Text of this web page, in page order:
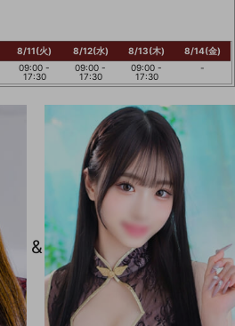
8/11(火)
09:00 -
17:30
8/12(水)
09:00 -
17:30
8/13(木)
09:00 -
17:30
8/14(金)
-
&